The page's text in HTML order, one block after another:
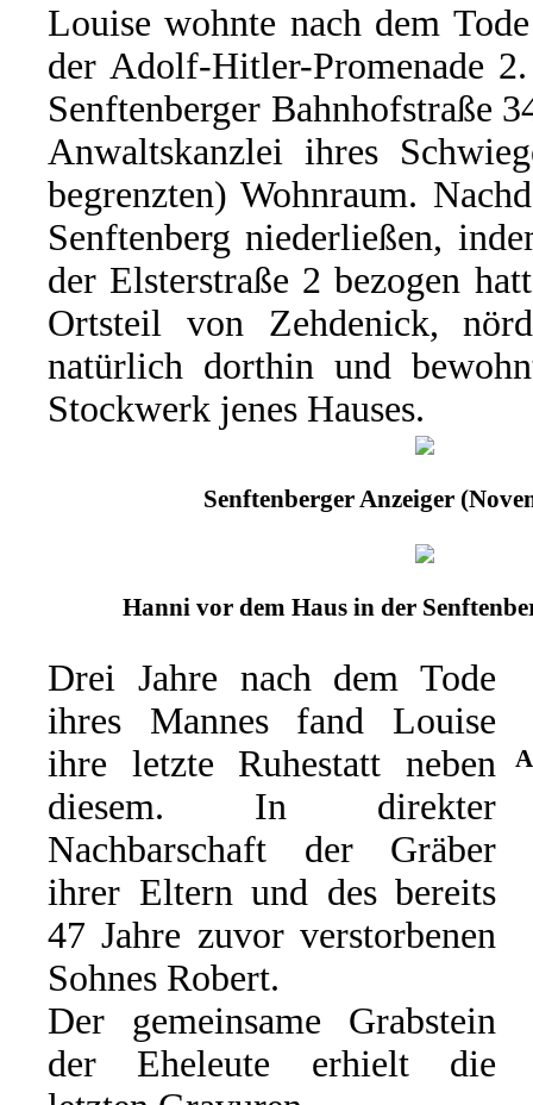
Louise wohnte nach dem
der Adolf-Hitler-Promenade
Senftenberger Bahnhofstraße
Anwaltskanzlei ihres
begrenzten) Wohnraum.
Senftenberg niederließen,
der Elsterstraße 2 bezogen
Ortsteil von Zehdenick,
natürlich dorthin und
Stockwerk jenes Hauses.
Senftenberger Anzeiger
Hanni vor dem Haus in der
Drei Jahre nach dem Tode
ihres Mannes fand Louise
ihre letzte Ruhestatt neben
diesem. In direkter
Nachbarschaft der Gräber
ihrer Eltern und des bereits
47 Jahre zuvor verstorbenen
Sohnes Robert.
Der gemeinsame Grabstein
der Eheleute erhielt die